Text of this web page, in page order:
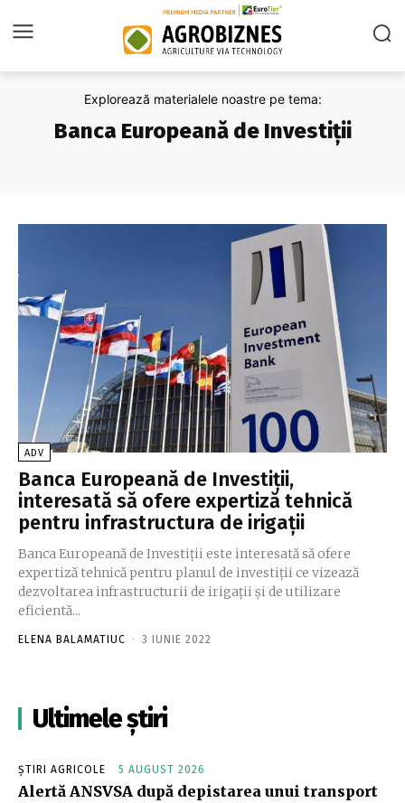
Explorează materialele noastre pe tema:
Banca Europeană de Investiții
ADV
Banca Europeană de Investiţii,
interesată să ofere expertiză tehnică
pentru infrastructura de irigaţii
Banca Europeană de Investiţii este interesată să ofere
expertiză tehnică pentru planul de investiţii ce vizează
dezvoltarea infrastructurii de irigaţii şi de utilizare
eficientă...
ELENA BALAMATIUC - 3 IUNIE 2022
Ultimele știri
ȘTIRI AGRICOLE 5 AUGUST 2026
Alertă ANSVSA după depistarea unui transport